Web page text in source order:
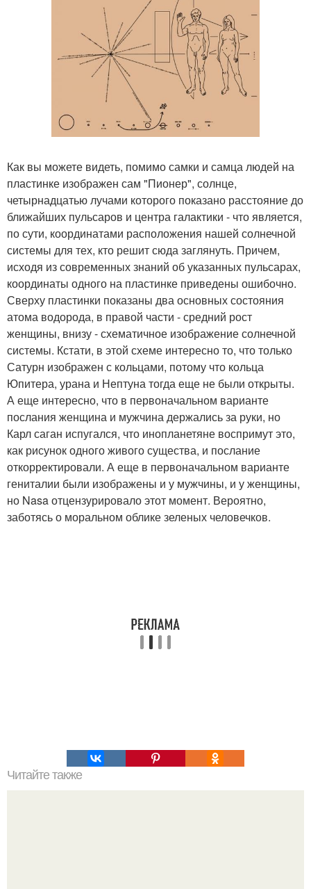
Как вы можете видеть, помимо самки и самца людей на
пластинке изображен сам "Пионер", солнце,
четырнадцатью лучами которого показано расстояние до
ближайших пульсаров и центра галактики - что является,
по сути, координатами расположения нашей солнечной
системы для тех, кто решит сюда заглянуть. Причем,
исходя из современных знаний об указанных пульсарах,
координаты одного на пластинке приведены ошибочно.
Сверху пластинки показаны два основных состояния
атома водорода, в правой части - средний рост
женщины, внизу - схематичное изображение солнечной
системы. Кстати, в этой схеме интересно то, что только
Сатурн изображен с кольцами, потому что кольца
Юпитера, урана и Нептуна тогда еще не были открыты.
А еще интересно, что в первоначальном варианте
послания женщина и мужчина держались за руки, но
Карл саган испугался, что инопланетяне воспримут это,
как рисунок одного живого существа, и послание
откорректировали. А еще в первоначальном варианте
гениталии были изображены и у мужчины, и у женщины,
но Nasa отцензурировало этот момент. Вероятно,
заботясь о моральном облике зеленых человечков.
Читайте также